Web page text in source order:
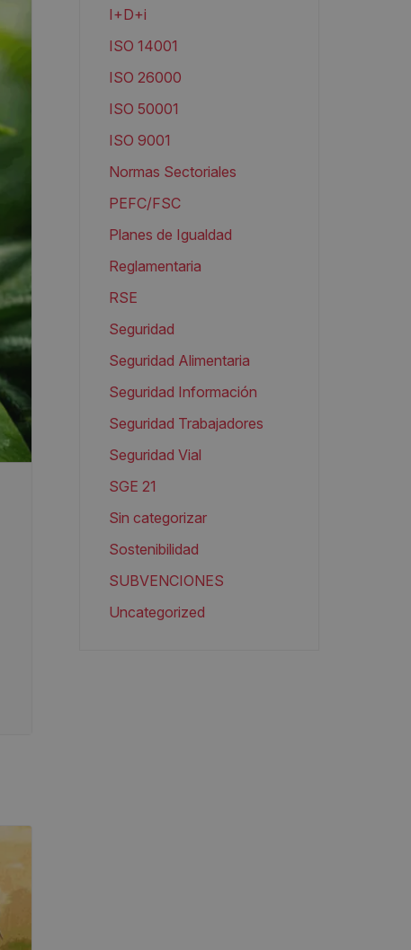
I+D+i
ISO 14001
ISO 26000
ISO 50001
ISO 9001
Normas Sectoriales
PEFC/FSC
Planes de Igualdad
Reglamentaria
RSE
Seguridad
Seguridad Alimentaria
Seguridad Información
Seguridad Trabajadores
Seguridad Vial
SGE 21
Sin categorizar
Sostenibilidad
SUBVENCIONES
Uncategorized